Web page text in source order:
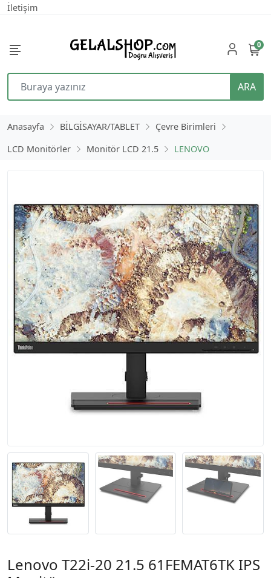
İletişim
ARA
0
Anasayfa BİLGİSAYAR/TABLET
Çevre Birimleri
LCD Monitörler
Monitör LCD 21.5 LENOVO
Lenovo T22i-20 21.5 61FEMAT6TK IPS